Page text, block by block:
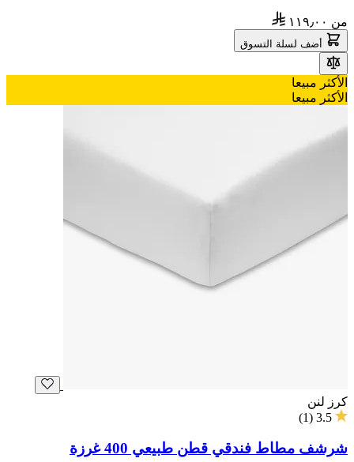
من ١١٩٫٠٠
أضف لسلة التسوق
الأكثر مبيعا
الأكثر مبيعا
كرز لنن
3.5
(
1
)
شرشف مطاط فندقي قطن طبيعي 400 غرزة